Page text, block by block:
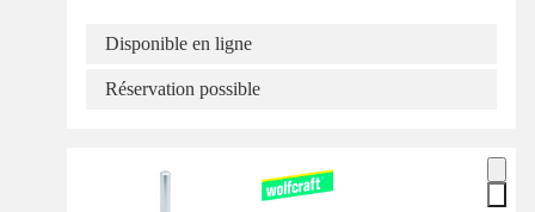
Disponible en ligne
Réservation possible